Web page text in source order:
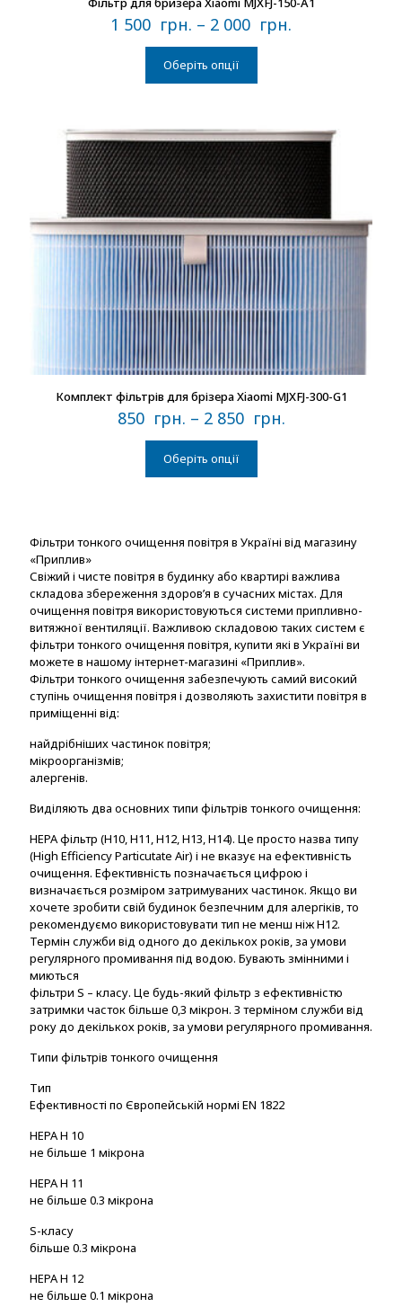
1 500 грн. – 2 000 грн.
Оберіть опції
В наличии
Комплект фільтрів для брізера Xiaomi MJXFJ-300-G1
850 грн. – 2 850 грн.
Оберіть опції
Фільтри тонкого очищення повітря в Україні від магазину
«Приплив»
Свіжий і чисте повітря в будинку або квартирі важлива
складова збереження здоров’я в сучасних містах. Для
очищення повітря використовуються системи припливно-
витяжної вентиляції. Важливою складовою таких систем є
фільтри тонкого очищення повітря, купити які в Україні ви
можете в нашому інтернет-магазині «Приплив».
Фільтри тонкого очищення забезпечують самий високий
ступінь очищення повітря і дозволяють захистити повітря в
приміщенні від:
найдрібніших частинок повітря;
мікроорганізмів;
алергенів.
Виділяють два основних типи фільтрів тонкого очищення:
HEPA фільтр (Н10, H11, H12, H13, H14). Це просто назва типу
(High Efficiency Particutate Air) і не вказує на ефективність
очищення. Ефективність позначається цифрою і
визначається розміром затримуваних частинок. Якщо ви
хочете зробити свій будинок безпечним для алергіків, то
рекомендуємо використовувати тип не менш ніж Н12.
Термін служби від одного до декількох років, за умови
регулярного промивання під водою. Бувають змінними і
миються
фільтри S – класу. Це будь-який фільтр з ефективністю
затримки часток більше 0,3 мікрон. З терміном служби від
року до декількох років, за умови регулярного промивання.
Типи фільтрів тонкого очищення
Тип
Ефективності по Європейській нормі EN 1822
HEPA H 10
не більше 1 мікрона
HEPA H 11
не більше 0.3 мікрона
S-класу
більше 0.3 мікрона
HEPA H 12
не більше 0.1 мікрона